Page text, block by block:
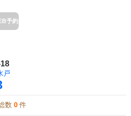
予約
戸
数 0 件